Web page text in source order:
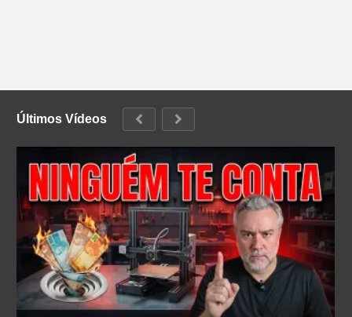
Últimos Vídeos